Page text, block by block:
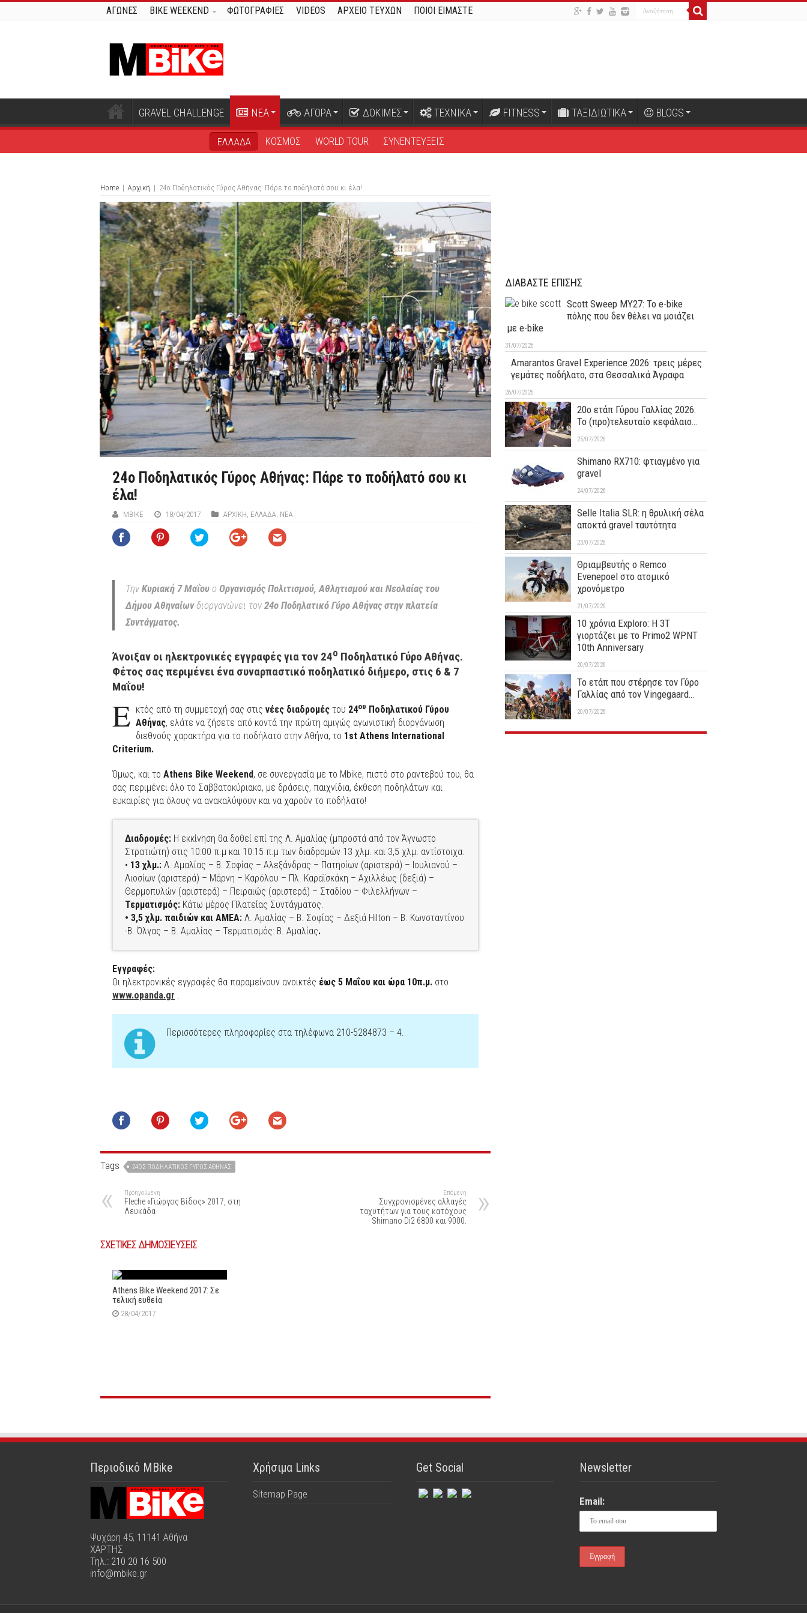
ΑΓΩΝΕΣ BIKE WEEKEND ΦΩΤΟΓΡΑΦΙΕΣ VIDEOS ΑΡΧΕΙΟ ΤΕΥΧΩΝ ΠΟΙΟΙ ΕΙΜΑΣΤΕ
GRAVEL CHALLENGE ΝΕΑ ΑΓΟΡΑ ΔΟΚΙΜΕΣ ΤΕΧΝΙΚΑ FITNESS ΤΑΞΙΔΙΩΤΙΚΑ BLOGS
ΕΛΛΑΔΑ ΚΟΣΜΟΣ WORLD TOUR ΣΥΝΕΝΤΕΥΞΕΙΣ
Home | Αρχική | 24ο Ποδηλατικός Γύρος Αθήνας: Πάρε το ποδήλατό σου κι έλα!
24ο Ποδηλατικός Γύρος Αθήνας: Πάρε το ποδήλατό σου κι
έλα!
MBIKE 18/04/2017 ΑΡΧΙΚΉ ΕΛΛΑΔΑ ΝΕΑ
Την Κυριακή 7 Μαΐου ο Οργανισμός Πολιτισμού, Αθλητισμού και Νεολαίας του
Δήμου Αθηναίωνδιοργανώνει τον 24ο Ποδηλατικό Γύρο Αθήνας στην πλατεία
Συντάγματος.
Άνοιξαν οι ηλεκτρονικές εγγραφές για τον 24ο Ποδηλατικό Γύρο Αθήνας.
Φέτος σας περιμένει ένα συναρπαστικό ποδηλατικό διήμερο, στις 6 & 7
Μαΐου!
Ε κτός από τη συμμετοχή σας στις νέες διαδρομές του 24ου Ποδηλατικού Γύρου
Αθήνας, ελάτε να ζήσετε από κοντά την πρώτη αμιγώς αγωνιστική διοργάνωση
διεθνούς χαρακτήρα για το ποδήλατο στην Αθήνα, το 1st Athens International
Criterium.
Όμως, και το Athens Bike Weekend, σε συνεργασία με το Mbike, πιστό στο ραντεβού του, θα
σας περιμένει όλο το Σαββατοκύριακο, με δράσεις, παιχνίδια, έκθεση ποδηλάτων και
ευκαιρίες για όλους να ανακαλύψουν και να χαρούν το ποδήλατο!
Διαδρομές: Η εκκίνηση θα δοθεί επί της Λ. Αμαλίας (μπροστά από τον Άγνωστο
Στρατιώτη) στις 10:00 π.μ και 10:15 π.μ των διαδρομών 13 χλμ. και 3,5 χλμ. αντίστοιχα.
• 13 χλμ.: Λ. Αμαλίας – Β. Σοφίας – Αλεξάνδρας – Πατησίων (αριστερά) – Ιουλιανού –
Λιοσίων (αριστερά) – Μάρνη – Καρόλου – Πλ. Καραϊσκάκη – Αχιλλέως (δεξιά) –
Θερμοπυλών (αριστερά) – Πειραιώς (αριστερά) – Σταδίου – Φιλελλήνων –
Τερματισμός: Κάτω μέρος Πλατείας Συντάγματος.
• 3,5 χλμ. παιδιών και ΑΜΕΑ: Λ. Αμαλίας – Β. Σοφίας – Δεξιά Hilton – Β. Κωνσταντίνου
-Β. Όλγας – Β. Αμαλίας – Τερματισμός: Β. Αμαλίας.
Εγγραφές:
Οι ηλεκτρονικές εγγραφές θα παραμείνουν ανοικτές έως 5 Μαΐου και ώρα 10π.μ. στο
www.opanda.gr .
Περισσότερες πληροφορίες στα τηλέφωνα 210-5284873 – 4.
Tags 24ΟΣ ΠΟΔΗΛΑΤΙΚΌΣ ΓΎΡΟΣ ΑΘΉΝΑΣ
Προηγούμενη
Fleche «Γιώργος Βίδος» 2017, στη
Λευκάδα
Επόμενη
Συγχρονισμένες αλλαγές
ταχυτήτων για τους κατόχους
Shimano Di2 6800 και 9000.
ΣΧΕΤΙΚΕΣ ΔΗΜΟΣΙΕΥΣΕΙΣ
Athens Bike Weekend 2017: Σε
τελική ευθεία
28/04/2017
ΔΙΑΒΑΣΤΕ ΕΠΙΣΗΣ
Scott Sweep MY27: Το e-bike
πόλης που δεν θέλει να μοιάζει
με e-bike
31/07/2026
Amarantos Gravel Experience 2026: τρεις μέρες
γεμάτες ποδήλατο, στα Θεσσαλικά Άγραφα
28/07/2026
20ο ετάπ Γύρου Γαλλίας 2026:
Το (προ)τελευταίο κεφάλαιο…
25/07/2026
Shimano RX710: φτιαγμένο για
gravel
24/07/2026
Selle Italia SLR: η θρυλική σέλα
αποκτά gravel ταυτότητα
23/07/2026
Θριαμβευτής ο Remco
Evenepoel στο ατομικό
χρονόμετρο
21/07/2026
10 χρόνια Exploro: Η 3T
γιορτάζει με το Primo2 WPNT
10th Anniversary
20/07/2026
Το ετάπ που στέρησε τον Γύρο
Γαλλίας από τον Vingegaard…
20/07/2026
Περιοδικό MBike
Ψυχάρη 45, 11141 Αθήνα
ΧΑΡΤΗΣ
Τηλ.: 210 20 16 500
info@mbike.gr
Χρήσιμα Links
Sitemap Page
Get Social Newsletter
Email: